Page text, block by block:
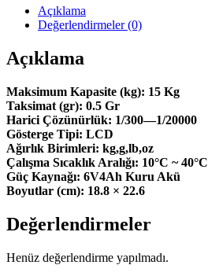
Paslanmaz
Tartım
Terazisi
Açıklama
Değerlendirmeler (0)
Açıklama
Maksimum Kapasite (kg): 15 Kg
Taksimat (gr): 0.5 Gr
Harici Çözünürlük: 1/300—1/20000
Gösterge Tipi: LCD
Ağırlık Birimleri: kg,g,lb,oz
Çalışma Sıcaklık Aralığı: 10°C ~ 40°C
Güç Kaynağı: 6V4Ah Kuru Akü
Boyutlar (cm): 18.8 × 22.6
Değerlendirmeler
Henüz değerlendirme yapılmadı.